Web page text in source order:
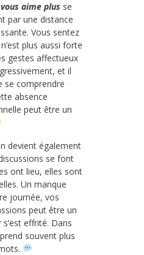
aime plus se
par une distance
Vous sentez
plus aussi forte
gestes affectueux
et il
se comprendre
absence
peut être un
devient également
se font
ont lieu, elles sont
Un manque
journée, vos
peut être un
s’est effrité. Dans
souvent plus